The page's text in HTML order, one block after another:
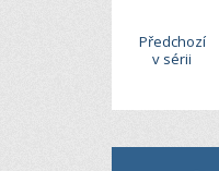
Předchozí
v sérii